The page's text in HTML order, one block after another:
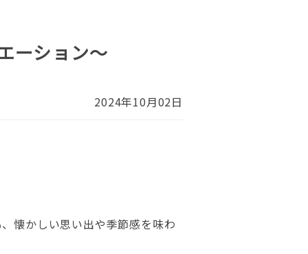
ーション～
2024年10月02日
懐かしい思い出や季節感を味わ